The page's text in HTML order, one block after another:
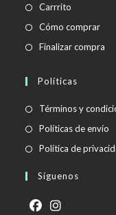
Carrrito
Cómo comprar
Finalizar compra
Políticas
Términos y
Políticas de envío
Política de
Síguenos